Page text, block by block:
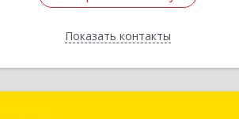
Показать контакты
Назад